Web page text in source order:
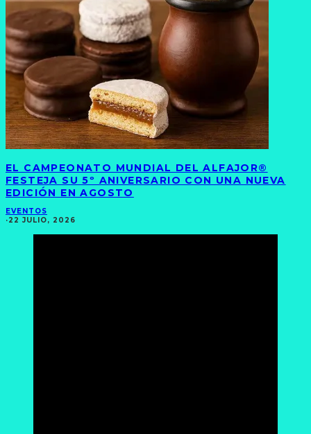
EL CAMPEONATO MUNDIAL DEL ALFAJOR®
FESTEJA SU 5º ANIVERSARIO CON UNA NUEVA
EDICIÓN EN AGOSTO
EVENTOS
·22 JULIO, 2026